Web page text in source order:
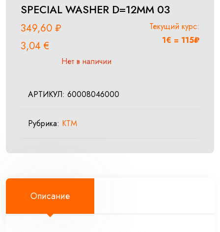
SPECIAL WASHER D=12MM 03
349,60 ₽
3,04€
Текущий курс:
1€ = 115₽
Нет в наличии
АРТИКУЛ: 60008046000
Рубрика: KTM
Описание